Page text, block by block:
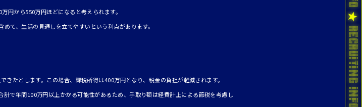
円から550万円ほどになると考えられます。
て、生活の見通しを立てやすいという利点があります。
たとします。この場合、課税所得は400万円となり、税金の負担が軽減されます。
で年間100万円以上かかる可能性があるため、手取り額は経費計上による節税を考慮し